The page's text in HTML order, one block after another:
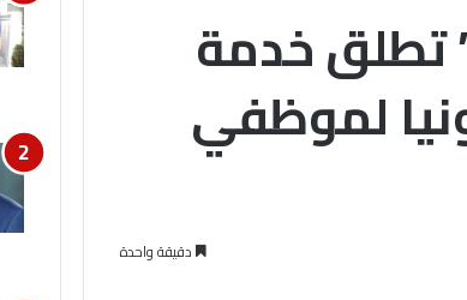
تطلق خدمة
لموظفي
دقيقة واحدة